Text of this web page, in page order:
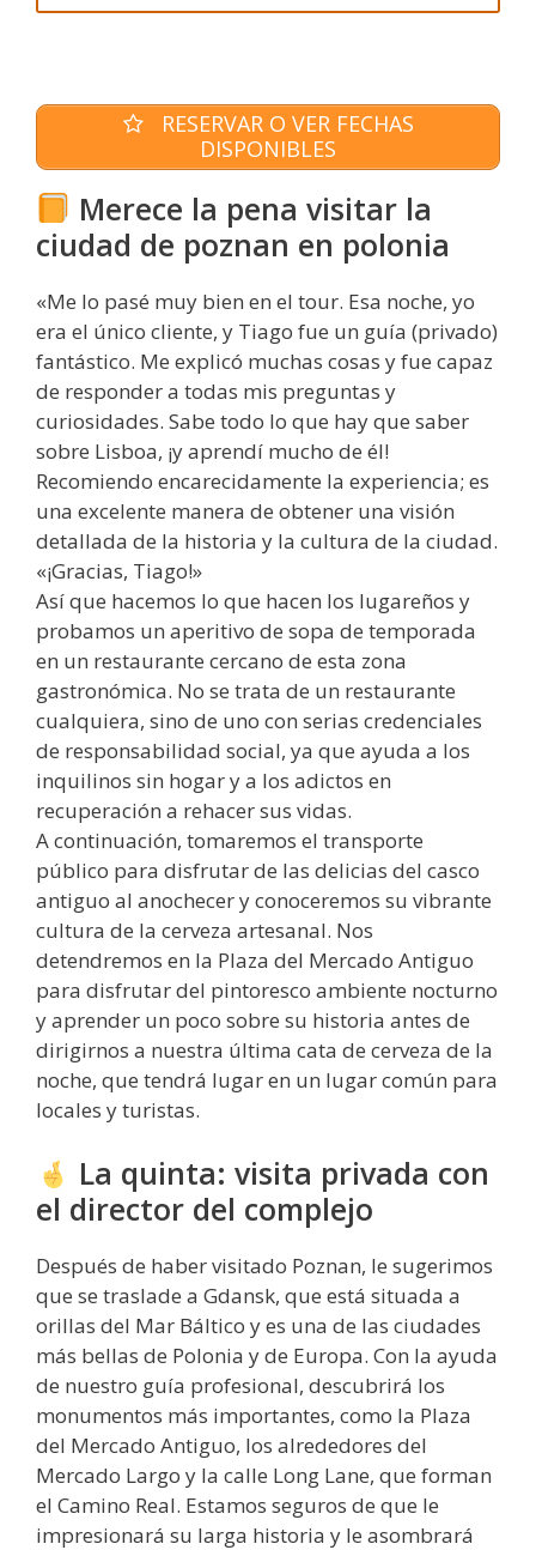
RESERVAR O VER FECHAS
DISPONIBLES
Merece la pena visitar la
ciudad de poznan en polonia
«Me lo pasé muy bien en el tour. Esa noche, yo
era el único cliente, y Tiago fue un guía (privado)
fantástico. Me explicó muchas cosas y fue capaz
de responder a todas mis preguntas y
curiosidades. Sabe todo lo que hay que saber
sobre Lisboa, ¡y aprendí mucho de él!
Recomiendo encarecidamente la experiencia; es
una excelente manera de obtener una visión
detallada de la historia y la cultura de la ciudad.
«¡Gracias, Tiago!»
Así que hacemos lo que hacen los lugareños y
probamos un aperitivo de sopa de temporada
en un restaurante cercano de esta zona
gastronómica. No se trata de un restaurante
cualquiera, sino de uno con serias credenciales
de responsabilidad social, ya que ayuda a los
inquilinos sin hogar y a los adictos en
recuperación a rehacer sus vidas.
A continuación, tomaremos el transporte
público para disfrutar de las delicias del casco
antiguo al anochecer y conoceremos su vibrante
cultura de la cerveza artesanal. Nos
detendremos en la Plaza del Mercado Antiguo
para disfrutar del pintoresco ambiente nocturno
y aprender un poco sobre su historia antes de
dirigirnos a nuestra última cata de cerveza de la
noche, que tendrá lugar en un lugar común para
locales y turistas.
La quinta: visita privada con
el director del complejo
Después de haber visitado Poznan, le sugerimos
que se traslade a Gdansk, que está situada a
orillas del Mar Báltico y es una de las ciudades
más bellas de Polonia y de Europa. Con la ayuda
de nuestro guía profesional, descubrirá los
monumentos más importantes, como la Plaza
del Mercado Antiguo, los alrededores del
Mercado Largo y la calle Long Lane, que forman
el Camino Real. Estamos seguros de que le
impresionará su larga historia y le asombrará